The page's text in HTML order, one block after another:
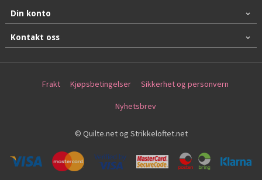
Din konto
Kontakt oss
Frakt Kjøpsbetingelser Sikkerhet og personvern
Nyhetsbrev
© Quilte.net og Strikkeloftet.net